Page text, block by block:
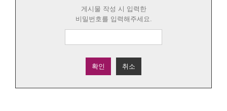
게시물 작성 시 입력한
비밀번호를 입력해주세요.
확인 취소